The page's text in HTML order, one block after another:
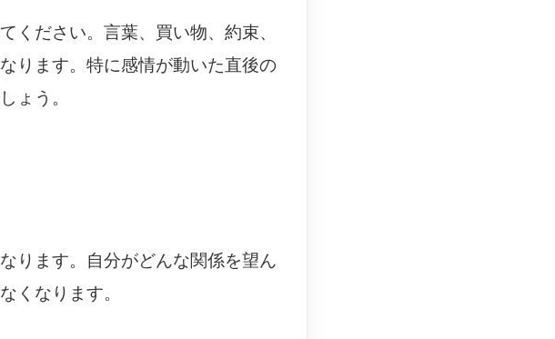
ください。言葉、買い物、約束、
ります。特に感情が動いた直後の
ょう。
ります。自分がどんな関係を望ん
くなります。